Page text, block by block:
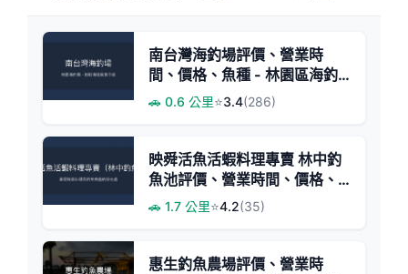
南台灣海釣場評價、營業時
間、價格、魚種 - 林園區海釣
體驗
🚗 0.6 公里⭐3.4(286)
映舜活魚活蝦料理專賣 林中釣
魚池評價、營業時間、價格、
魚種 - 休閒釣魚體驗
🚗 1.7 公里⭐4.2(35)
惠生釣魚農場評價、營業時